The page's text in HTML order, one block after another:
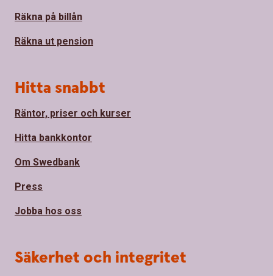
Räkna på billån
Räkna ut pension
Hitta snabbt
Räntor, priser och kurser
Hitta bankkontor
Om Swedbank
Press
Jobba hos oss
Säkerhet och integritet